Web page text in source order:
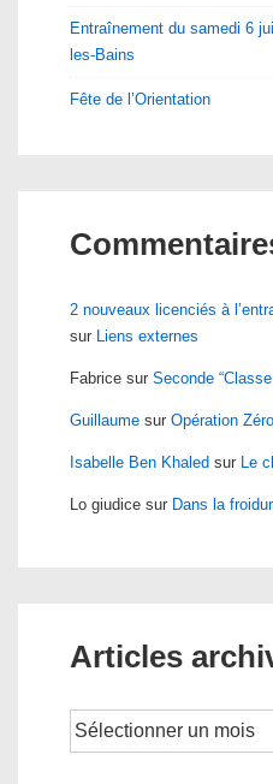
Entraînement du samedi 6
les-Bains
Fête de l’Orientation
2 nouveaux licenciés à
sur Liens externes
Fabrice sur Seconde
Guillaume sur Opération
Isabelle Ben Khaled sur Le
Lo giudice sur Dans la
Articles
Archives